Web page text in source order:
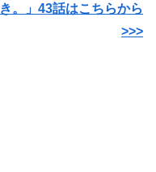
。」43話はこちらから
>>>